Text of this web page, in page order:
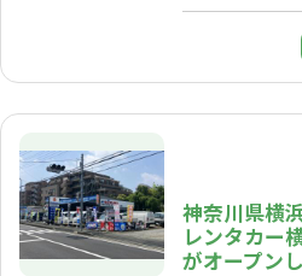
神奈川県横
レンタカー
がオープン